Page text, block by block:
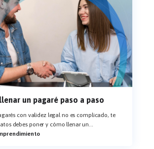
un pagaré paso a paso
con validez legal no es complicado, te
debes poner y cómo llenar un...